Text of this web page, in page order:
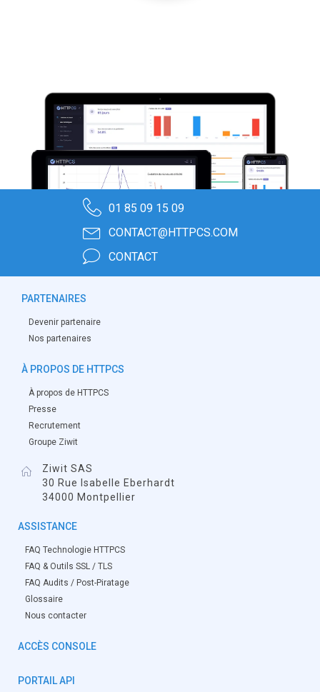
01 85 09 15 09
CONTACT@HTTPCS.COM
CONTACT
PARTENAIRES
Devenir partenaire
Nos partenaires
À PROPOS DE HTTPCS
À propos de HTTPCS
Presse
Recrutement
Groupe Ziwit
Ziwit SAS
30 Rue Isabelle Eberhardt
34000 Montpellier
ASSISTANCE
FAQ Technologie HTTPCS
FAQ & Outils SSL / TLS
FAQ Audits / Post-Piratage
Glossaire
Nous contacter
ACCÈS CONSOLE
PORTAIL API